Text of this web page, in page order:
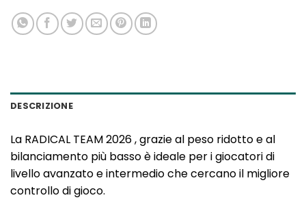
DESCRIZIONE
La RADICAL TEAM 2026 , grazie al peso ridotto e al
bilanciamento più basso è ideale per i giocatori di
livello avanzato e intermedio che cercano il migliore
controllo di gioco.